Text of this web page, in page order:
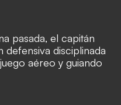
pasada, el capitán
disciplinada
aéreo y guiando